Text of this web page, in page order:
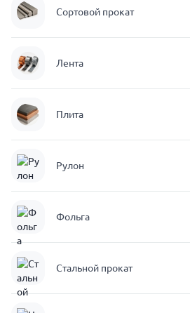
Сортовой прокат
Лента
Плита
Рулон
Фольга
Стальной прокат